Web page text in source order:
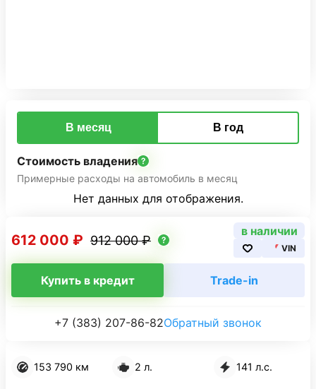
153 790 км 2 л. 141 л.с.
612 000 ₽ 912 000 ₽
в наличии
VIN
Купить в кредит Trade-in
+7 (383) 207-86-82Обратный звонок
В месяц В год
Стоимость владения
Примерные расходы на автомобиль в месяц
Нет данных для отображения.